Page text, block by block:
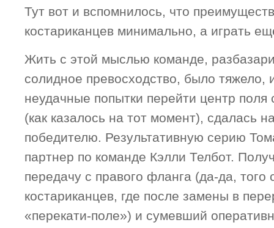
Тут вот и вспомнилось, что
костариканцев минимально, а играть
Жить с этой мыслью команде,
солидное превосходство, было тяжело,
неудачные попытки перейти центр
(как казалось на тот момент), сдалась
победителю. Результативную серию
партнер по команде Кэлли Телбот.
передачу с правого фланга (да-да, того
костариканцев, где после замены в
«перекати-поле») и сумевший